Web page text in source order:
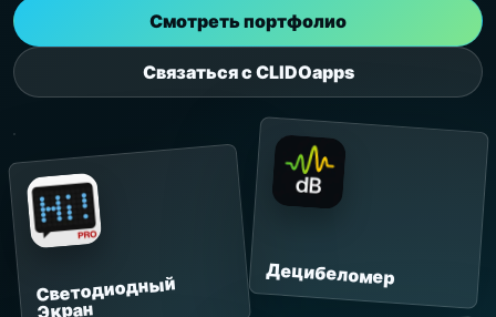
Смотреть портфолио
Связаться с CLIDOapps
Светодиодный
Экран
Децибеломер